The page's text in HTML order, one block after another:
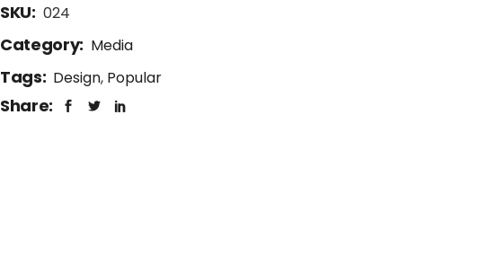
SKU: 024
Category: Media
Tags: Design, Popular
Share: